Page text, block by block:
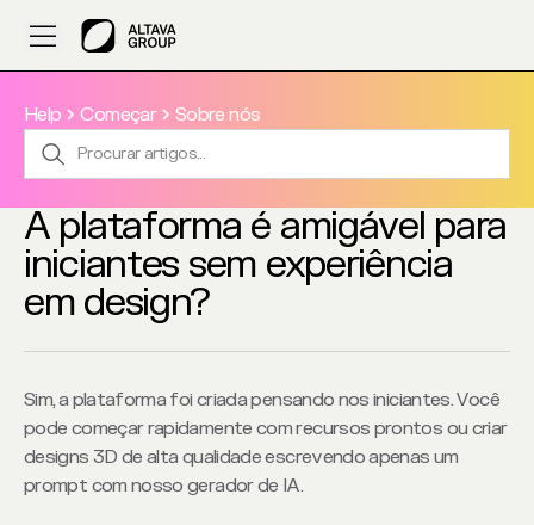
Help Começar Sobre nós
A plataforma é amigável para
iniciantes sem experiência
em design?
Sim, a plataforma foi criada pensando nos iniciantes. Você
pode começar rapidamente com recursos prontos ou criar
designs 3D de alta qualidade escrevendo apenas um
prompt com nosso gerador de IA.